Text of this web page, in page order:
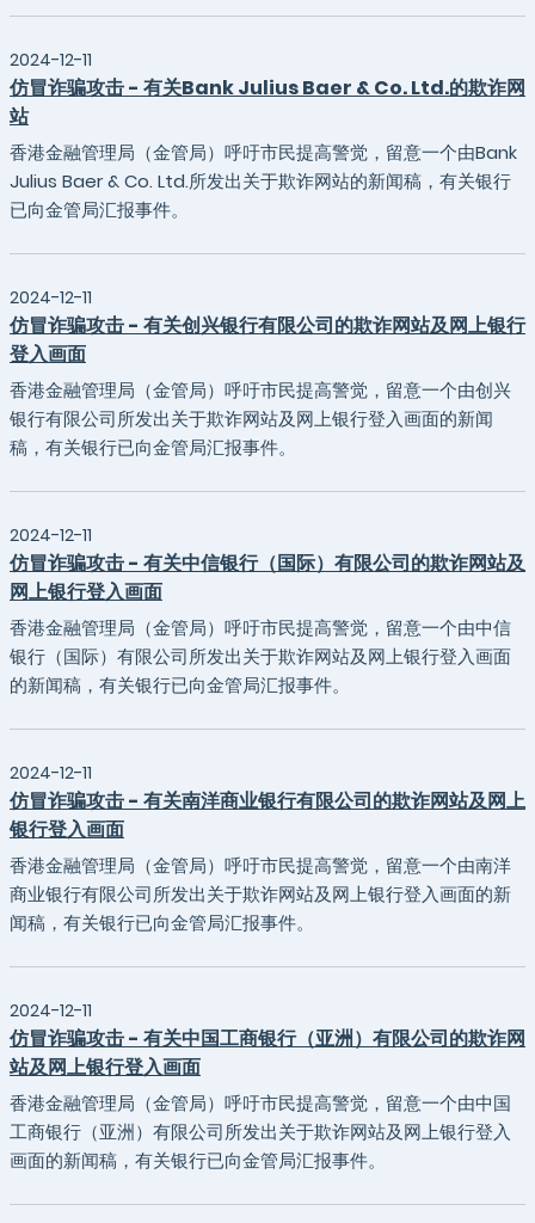
2024-12-11
仿冒诈骗攻击 - 有关Bank Julius Baer & Co. Ltd.的欺诈网
站
香港金融管理局（金管局）呼吁市民提高警觉，留意一个由Bank
Julius Baer & Co. Ltd.所发出关于欺诈网站的新闻稿，有关银行
已向金管局汇报事件。
2024-12-11
仿冒诈骗攻击 - 有关创兴银行有限公司的欺诈网站及网上银行
登入画面
香港金融管理局（金管局）呼吁市民提高警觉，留意一个由创兴
银行有限公司所发出关于欺诈网站及网上银行登入画面的新闻
稿，有关银行已向金管局汇报事件。
2024-12-11
仿冒诈骗攻击 - 有关中信银行（国际）有限公司的欺诈网站及
网上银行登入画面
香港金融管理局（金管局）呼吁市民提高警觉，留意一个由中信
银行（国际）有限公司所发出关于欺诈网站及网上银行登入画面
的新闻稿，有关银行已向金管局汇报事件。
2024-12-11
仿冒诈骗攻击 - 有关南洋商业银行有限公司的欺诈网站及网上
银行登入画面
香港金融管理局（金管局）呼吁市民提高警觉，留意一个由南洋
商业银行有限公司所发出关于欺诈网站及网上银行登入画面的新
闻稿，有关银行已向金管局汇报事件。
2024-12-11
仿冒诈骗攻击 - 有关中国工商银行（亚洲）有限公司的欺诈网
站及网上银行登入画面
香港金融管理局（金管局）呼吁市民提高警觉，留意一个由中国
工商银行（亚洲）有限公司所发出关于欺诈网站及网上银行登入
画面的新闻稿，有关银行已向金管局汇报事件。